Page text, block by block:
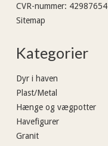
CVR-nummer: 42987654
Sitemap
Kategorier
Dyr i haven
Plast/Metal
Hænge og vægpotter
Havefigurer
Granit